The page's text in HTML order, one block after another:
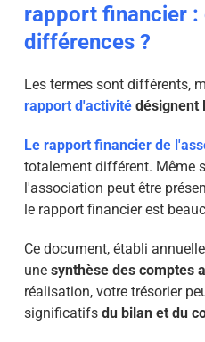
rapport financier :
différences ?
Les termes sont différents,
rapport d'activitédésignent
Le rapport financierde
totalement différent. Même
l'association peut être
le rapport financier est
Ce document, établi
une synthèse des comptes
réalisation, votre trésorier
significatifs du bilan et du